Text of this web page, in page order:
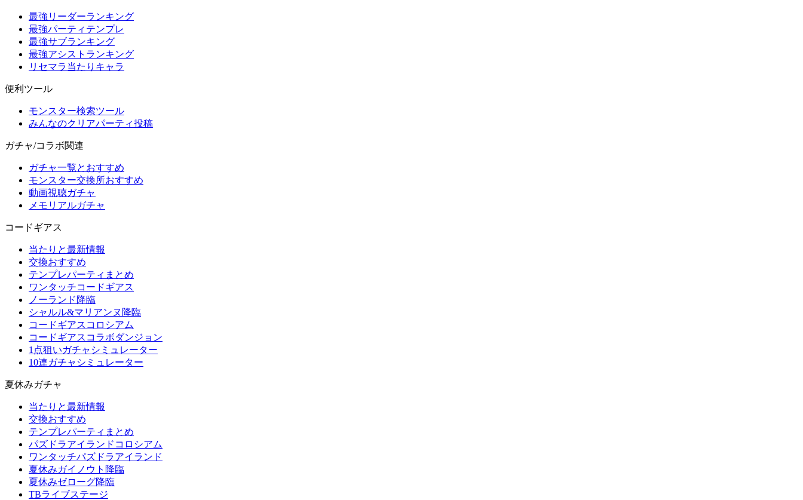
最強リーダーランキング
最強パーティテンプレ
最強サブランキング
最強アシストランキング
リセマラ当たりキャラ
便利ツール
モンスター検索ツール
みんなのクリアパーティ投稿
ガチャ/コラボ関連
ガチャ一覧とおすすめ
モンスター交換所おすすめ
動画視聴ガチャ
メモリアルガチャ
コードギアス
当たりと最新情報
交換おすすめ
テンプレパーティまとめ
ワンタッチコードギアス
ノーランド降臨
シャルル&マリアンヌ降臨
コードギアスコロシアム
コードギアスコラボダンジョン
1点狙いガチャシミュレーター
10連ガチャシミュレーター
夏休みガチャ
当たりと最新情報
交換おすすめ
テンプレパーティまとめ
パズドラアイランドコロシアム
ワンタッチパズドラアイランド
夏休みガイノウト降臨
夏休みゼローグ降臨
TBライブステージ